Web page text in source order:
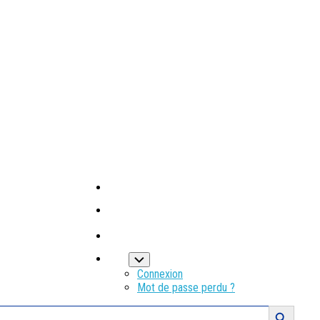
Connexion
Mot de passe perdu ?
Search Button